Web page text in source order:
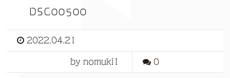
DSC00500
2022.04.21
by nomuki1 0